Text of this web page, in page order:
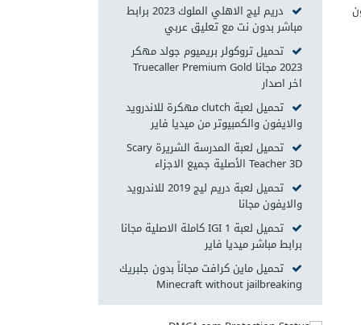
دريم ليج الاهلي الملوك 2023 برابط
مباشر بدون نت مع تعليق عربي
تحميل تروكولر بريميوم جولد مهكر
2023 مجانا Truecaller Premium Gold
اخر اصدار
تحميل لعبة clutch مهكرة للاندرويد
والايفون والكمبيوتر من ميديا فاير
تحميل لعبة المدرسة الشريرة Scary
Teacher 3D‏ الأصلية جميع الاجزاء
تحميل لعبة دريم ليج 2019 للاندرويد
والايفون مجانا
تحميل لعبة IGI 1 كاملة الاصلية مجانا
برابط مباشر ميديا فاير
تحميل ماين كرافت مجاناً بدون جلبريك
Minecraft without jailbreaking